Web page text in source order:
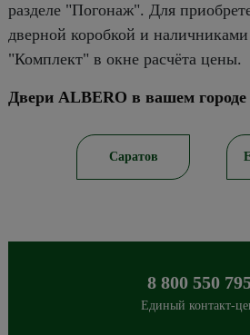
разделе "Погонаж". Для
дверной коробкой и
"Комплект" в окне расчёта цены.
Двери ALBERO в вашем городе
Екатеринбург
8 800 550
Единый контакт-